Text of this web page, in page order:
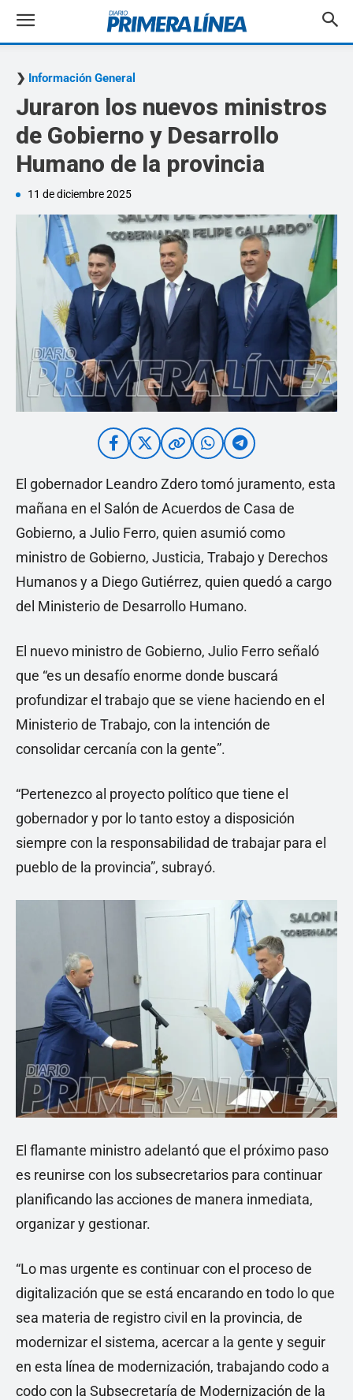
Información General
Juraron los nuevos ministros
de Gobierno y Desarrollo
Humano de la provincia
11 de diciembre 2025
El gobernador Leandro Zdero tomó juramento, esta
mañana en el Salón de Acuerdos de Casa de
Gobierno, a Julio Ferro, quien asumió como
ministro de Gobierno, Justicia, Trabajo y Derechos
Humanos y a Diego Gutiérrez, quien quedó a cargo
del Ministerio de Desarrollo Humano.
El nuevo ministro de Gobierno, Julio Ferro señaló
que “es un desafío enorme donde buscará
profundizar el trabajo que se viene haciendo en el
Ministerio de Trabajo, con la intención de
consolidar cercanía con la gente”.
“Pertenezco al proyecto político que tiene el
gobernador y por lo tanto estoy a disposición
siempre con la responsabilidad de trabajar para el
pueblo de la provincia”, subrayó.
El flamante ministro adelantó que el próximo paso
es reunirse con los subsecretarios para continuar
planificando las acciones de manera inmediata,
organizar y gestionar.
“Lo mas urgente es continuar con el proceso de
digitalización que se está encarando en todo lo que
sea materia de registro civil en la provincia, de
modernizar el sistema, acercar a la gente y seguir
en esta línea de modernización, trabajando codo a
codo con la Subsecretaría de Modernización de la